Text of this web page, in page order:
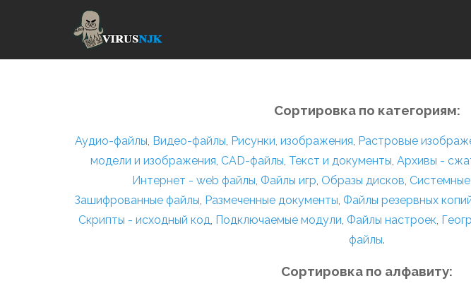
Сортировка по категориям:
Аудио-файлы, Видео-файлы, Рисунки, изображения, Растровые
модели и изображения, CAD-файлы, Текст и документы, Архивы -
Интернет - web файлы, Файлы игр, Образы дисков,
Зашифрованные файлы, Размеченные документы, Файлы резервных
Скрипты - исходный код, Подключаемые модули, Файлы настроек,
файлы.
Сортировка по алфавиту: